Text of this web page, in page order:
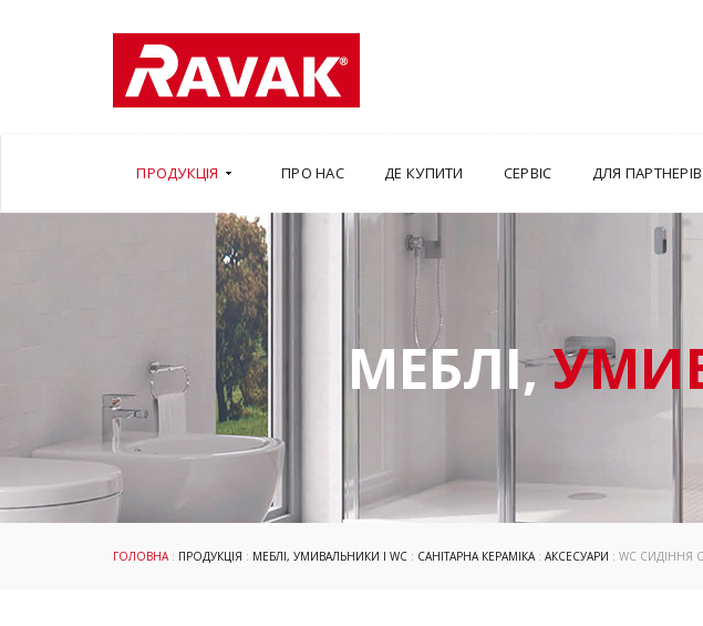
ПРОДУКЦІЯ ПРО НАС ДЕ КУПИТИ СЕРВІС ДЛЯ ПАРТНЕРІВ
МЕБЛІ,
ГОЛОВНА: ПРОДУКЦІЯ : МЕБЛІ, УМИВАЛЬНИКИ І WC : САНІТАРНА КЕРАМІКА: АКСЕСУАРИ : WC СИДІННЯ